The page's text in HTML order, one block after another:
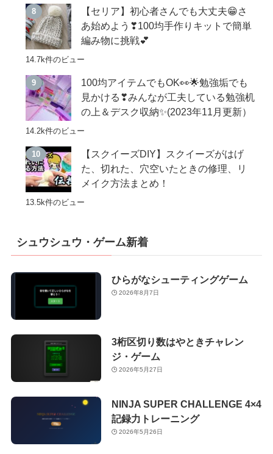
【セリア】初心者さんでも大丈夫😁さ
あ始めよう❣100均手作りキットで簡単
編み物に挑戦💕
14.7k件のビュー
100均アイテムでもOK👀🌟勉強垢でも
見かける❣みんなが工夫している勉強机
の上＆デスク収納✨(2023年11月更新）
14.2k件のビュー
【スクイーズDIY】スクイーズがはげ
た、切れた、穴空いたときの修理、リ
メイク方法まとめ！
13.5k件のビュー
シュウシュウ・ゲーム新着
ひらがなシューティングゲーム
2026年8月7日
3桁区切り数はやときチャレン
ジ・ゲーム
2026年5月27日
NINJA SUPER CHALLENGE 4×4
記録力トレーニング
2026年5月26日